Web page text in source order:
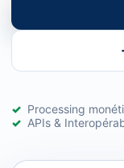
Processing
APIs &